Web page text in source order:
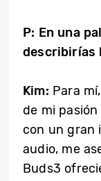
P: En una
describirías
Kim: Para
de mi
con un gran
audio, me
Buds3